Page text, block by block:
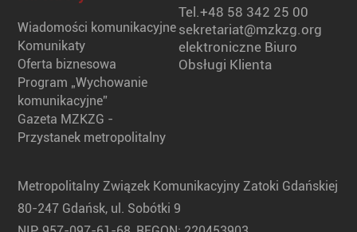
Wiadomości komunikacyjne
Komunikaty
Oferta biznesowa
Program „Wychowanie
komunikacyjne”
Gazeta MZKZG -
Przystanek metropolitalny
Tel.+48 58 342 25 00
sekretariat@mzkzg.org
elektroniczne Biuro
Obsługi Klienta
Metropolitalny Związek Komunikacyjny Zatoki Gdańskiej
80-247 Gdańsk, ul. Sobótki 9